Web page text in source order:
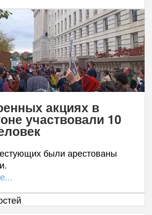
акциях в
участвовали 10
были арестованы